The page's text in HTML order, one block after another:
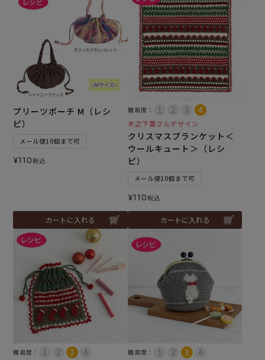
プリーツポーチ M（レシ
ピ）
メール便10個まで可
¥110税込
カートに入れる
難易度：
木之下薫さんデザイン
クリスマスブランケット＜
ウールキュート＞（レシ
ピ）
メール便10個まで可
¥110税込
カートに入れる
難易度： 難易度：